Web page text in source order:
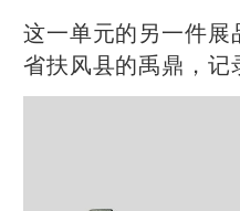
这一单元的另一件
省扶风县的禹鼎，记